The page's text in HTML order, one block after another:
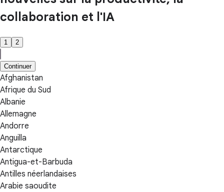
collaboration et l'IA
1 2
Continuer
Afghanistan
Afrique du Sud
Albanie
Allemagne
Andorre
Anguilla
Antarctique
Antigua-et-Barbuda
Antilles néerlandaises
Arabie saoudite